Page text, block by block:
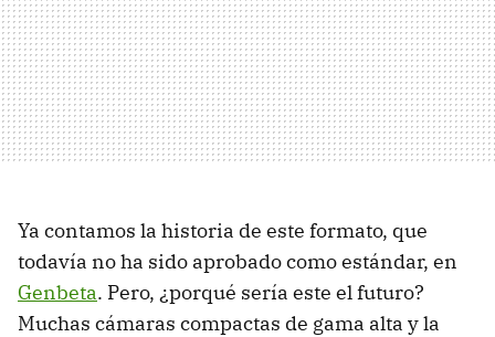
Ya contamos la historia de este formato, que
todavía no ha sido aprobado como estándar, en
Genbeta. Pero, ¿porqué sería este el futuro?
Muchas cámaras compactas de gama alta y la